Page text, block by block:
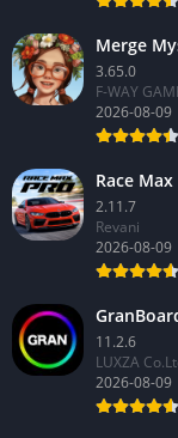
Merge
3.65.0
F-WAY
2026-08-09
Race
2.11.7
Revani
2026-08-09
11.2.6
LUXZA
2026-08-09